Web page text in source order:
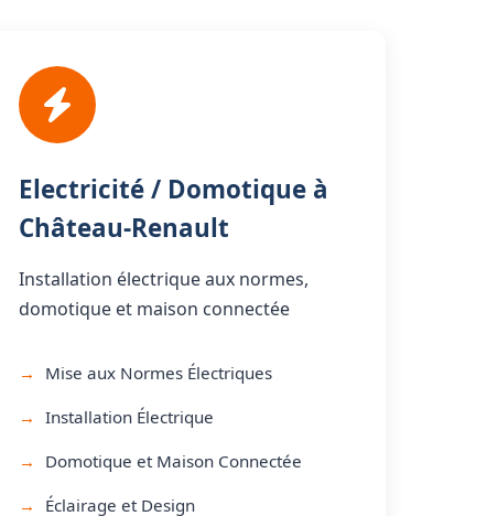
Electricité / Domotique à
Château-Renault
Installation électrique aux normes,
domotique et maison connectée
Mise aux Normes Électriques
Installation Électrique
Domotique et Maison Connectée
Éclairage et Design